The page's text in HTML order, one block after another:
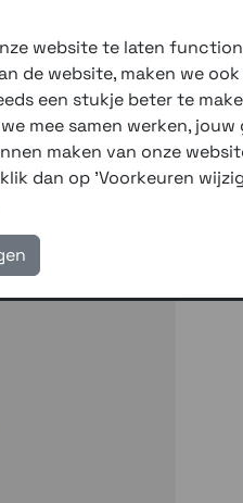
website te laten
de website, maken we
een stukje beter te
mee samen werken,
maken van onze
dan op 'Voorkeuren